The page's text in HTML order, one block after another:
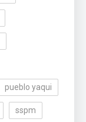
pueblo yaqui
sspm